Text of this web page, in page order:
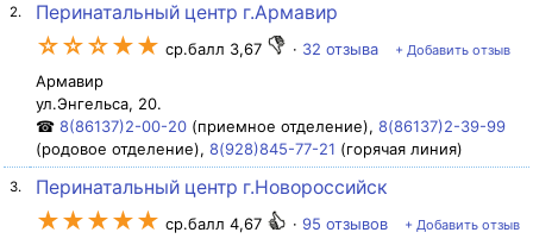
2. Перинатальный центр г.Армавир
☆☆☆★★ ср.балл 3,67 · 32 отзыва + Добавить отзыв
Армавир
ул.Энгельса, 20.
☎ 8(86137)2-00-20 (приемное отделение), 8(86137)2-39-99
(родовое отделение), 8(928)845-77-21 (горячая линия)
3. Перинатальный центр г.Новороссийск
★★★★★ ср.балл 4,67 · 95 отзывов + Добавить отзыв